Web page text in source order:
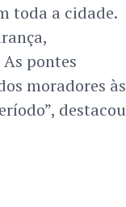
toda a cidade.
pontes
moradores às
destacou